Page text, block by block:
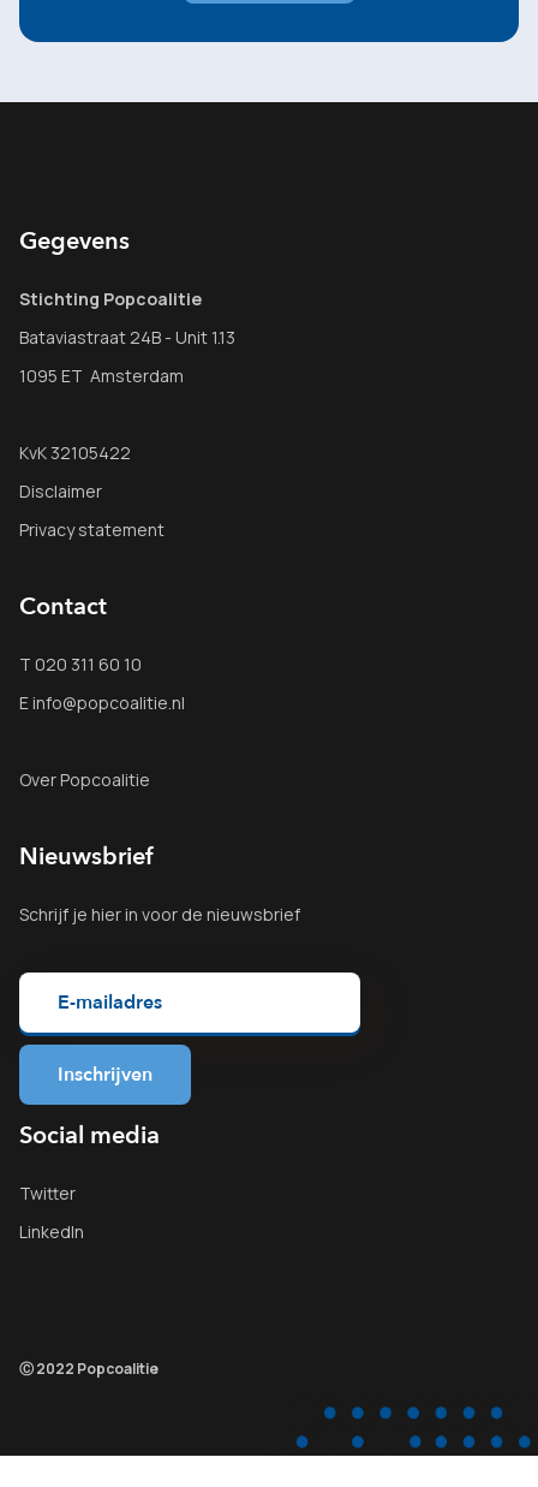
Gegevens
Stichting Popcoalitie
Bataviastraat 24B - Unit 1.13
1095 ET Amsterdam
KvK 32105422
Disclaimer
Privacy statement
Contact
T 020 311 60 10
E info@popcoalitie.nl
Over Popcoalitie
Nieuwsbrief
Schrijf je hierin voor de nieuwsbrief
Social media
Twitter
LinkedIn
Ⓒ 2022 Popcoalitie